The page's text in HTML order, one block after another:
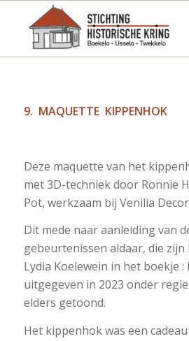
9. MAQUETTE KIPPENHOK
Deze maquette van het
met 3D-techniek door Ronnie
Pot, werkzaam bij Venilia Decor
Dit mede naar aanleiding van
gebeurtenissen aldaar, die
Lydia Koelewein in het boekje
uitgegeven in 2023 onder
elders getoond.
Het kippenhok was een